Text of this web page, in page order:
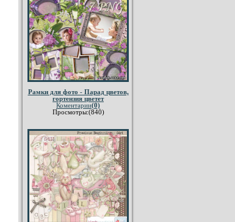
Рамки для фото - Парад цветов,
гортензия цветет
Коментарии(0)
Просмотры:(840)